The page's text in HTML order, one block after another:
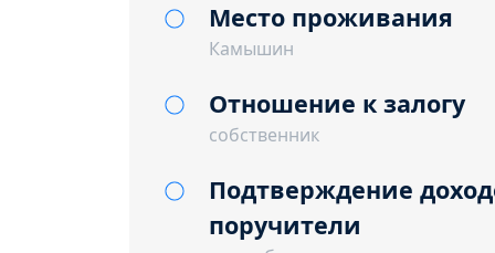
Место проживания
Камышин
Отношение к залогу
собственник
Подтверждение
поручители